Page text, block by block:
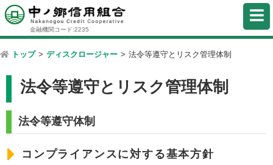
金融機関コード:2235
トップ > ディスクロージャー > 法令等遵守とリスク管理体制
法令等遵守とリスク管理体制
法令等遵守体制
コンプライアンスに対する基本方針